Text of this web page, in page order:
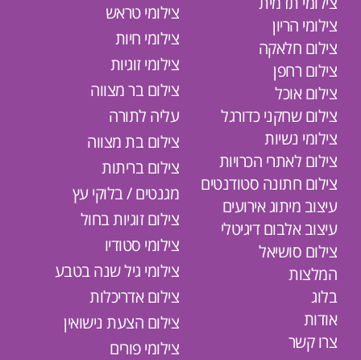
צילומי הריון
צילום חלאקה
צילום רחפן
צילום אוכל
צילום שחקני כדורגל
צילומי נשיות
צילום לאתרי הכרויות
צילום חתונה סטודנטים
עיצוב מיתוג אירועים
עיצוב אלבום דיגיטלי
צילום סושיאל
המלצות
בלוג
אודות
צרו קשר
צילומי טראש
צילומי חיות
צילומי זוגיות
צילום בר מצווה
עליה לתורה
צילום בת מצווה
צילום בריתות
מגנטים / בלוקי עץ
צילום זוגיות בחול
צילומי סטודיו
צילומי גיל שנה בטבע
צילום אדריכלות
צילום הצעת נישואין
צילומי פורים